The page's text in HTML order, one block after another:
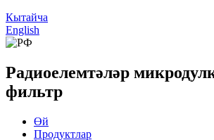
Кытайча
English
Радиоелемтәләр
фильтр
Өй
Продуктлар